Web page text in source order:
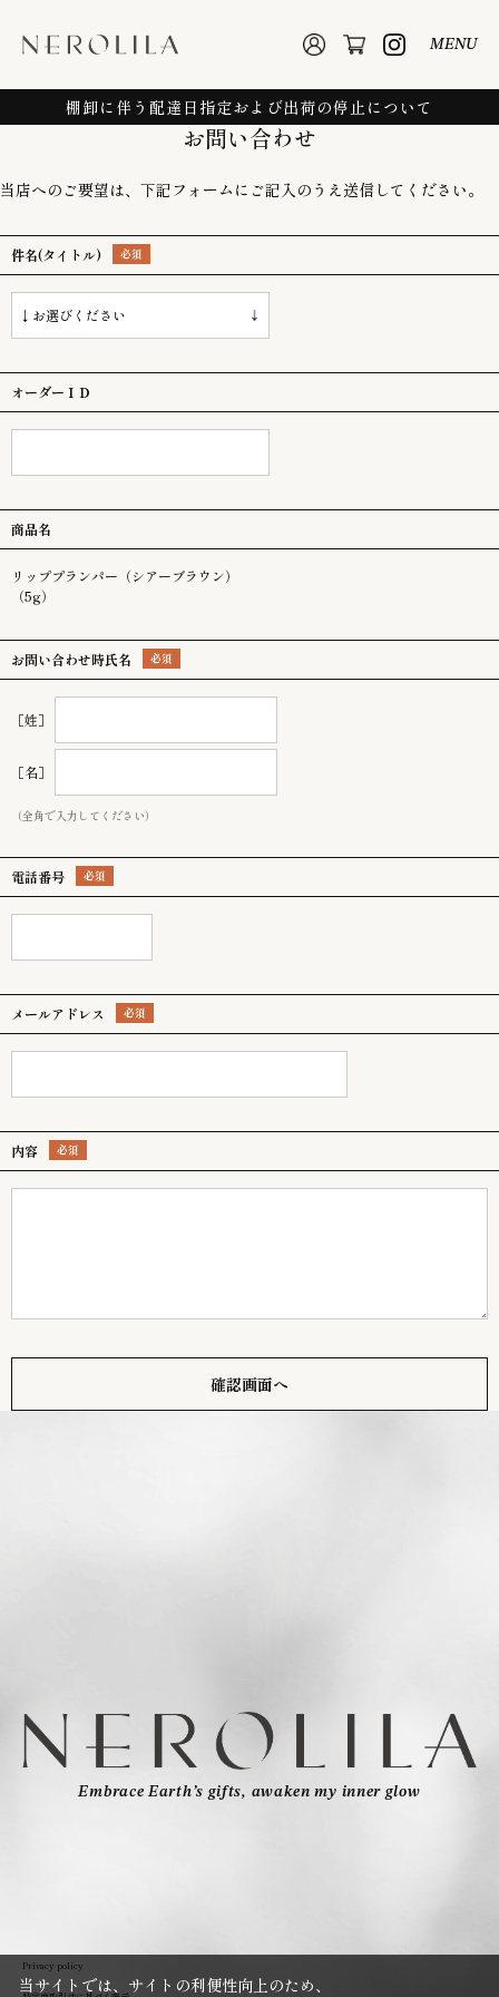
MENU
棚卸に伴う配達日指定および出荷の停止について
お問い合わせ
当店へのご要望は、下記フォームにご記入のうえ送信してください。
件名(タイトル)
オーダーＩＤ
商品名
リッププランパー（シアーブラウン）
（5g）
お問い合わせ時氏名
［姓］
［名］
（全角で入力してください）
電話番号
メールアドレス
内容
Embrace Earth’s gifts, awaken my inner glow
Privacy policy
当サイトでは、サイトの利便性向上のため、